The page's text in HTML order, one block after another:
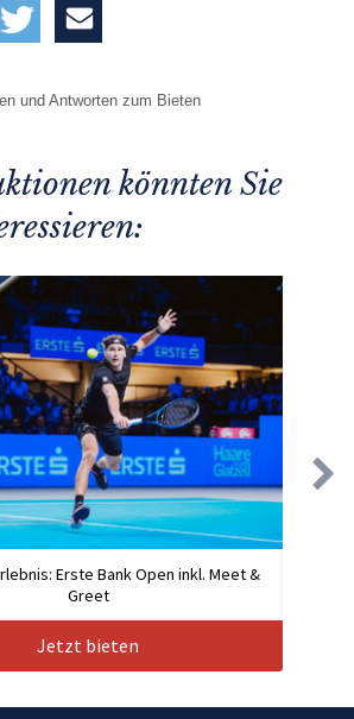
und Antworten zum Bieten
könnten Sie
Erste Bank Open inkl. Meet &
Greet
Jetzt bieten